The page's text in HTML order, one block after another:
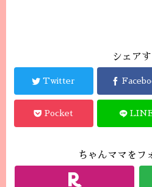
シェア
Twitter
Pocket
ちゃんママをフ